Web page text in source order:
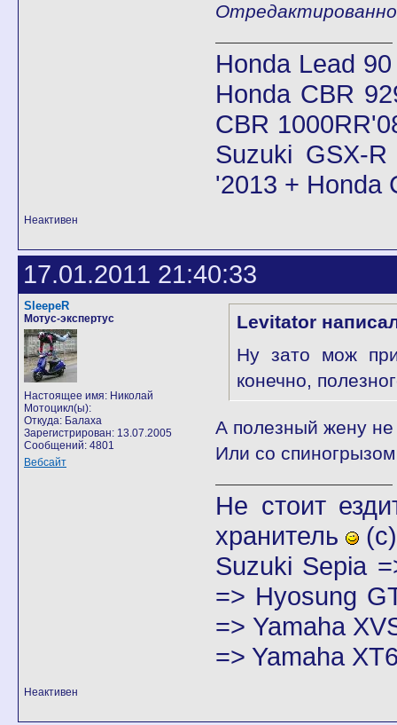
Honda Lead
Honda CBR
CBR
Suzuki GSX-
'2013 + Honda
Неактивен
17.01.2011 21:40:33
SleepeR
Мотус-экспертус
Настоящее имя: Николай
Мотоцикл(ы):
Откуда: Балаха
Зарегистрирован: 13.07.2005
Сообщений: 4801
Вебсайт
Levitator
Ну зато мож
конечно,
А полезный жену не
Или со
Не стоит
хранитель
(с)
Suzuki Sepia
=> Hyosung
=> Yamaha
=> Yamaha
Неактивен